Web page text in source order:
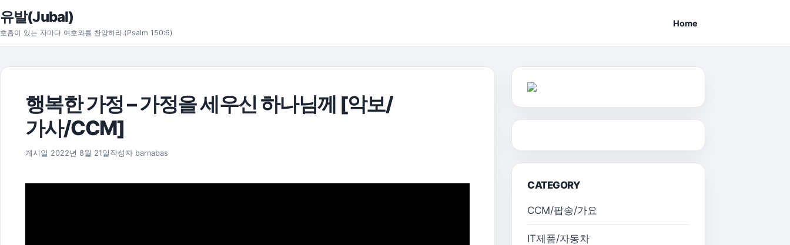
본문으로 건너뛰기
유발(Jubal)
호흡이 있는 자마다 여호와를 찬양하라.(Psalm 150:6)
Home
행복한 가정 – 가정을 세우신 하나님께 [악보/
가사/CCM]
게시일 2022년 8월 21일 2025년 11월 18일
작성자 barnabas
CATEGORY
CCM/팝송/가요
IT제품/자동차